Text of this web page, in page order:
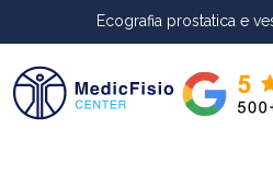
Ecografia prostatica e